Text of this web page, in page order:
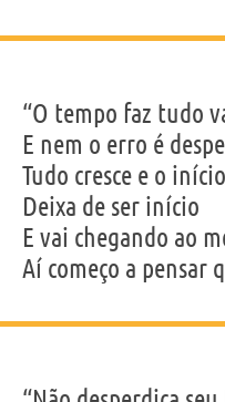
“O tempo faz tudo
E nem o erro é
Tudo cresce e o início
Deixa de ser início
E vai chegando ao
Aí começo a pensar